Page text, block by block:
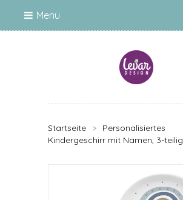
Menü
Startseite >
Personalisiertes
Kindergeschirr mit Namen, 3-teilig